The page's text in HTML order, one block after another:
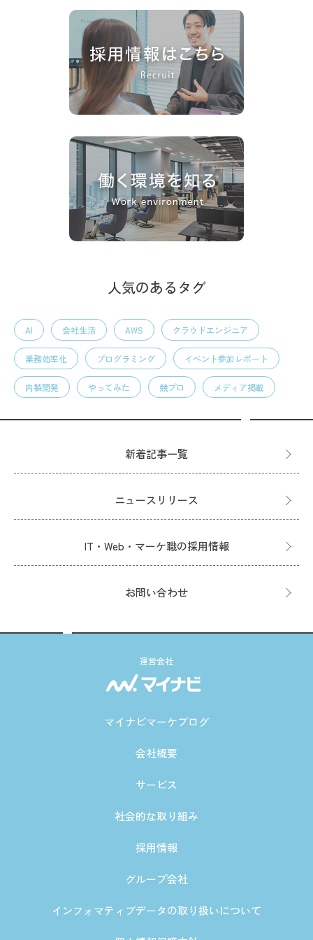
人気のあるタグ
AI 会社生活 AWS クラウドエンジニア
業務効率化 プログラミング イベント参加レポート
内製開発 やってみた 競プロ メディア掲載
新着記事一覧
ニュースリリース
IT・Web・マーケ職の採用情報
お問い合わせ
運営会社
マイナビマーケブログ
会社概要
サービス
社会的な取り組み
採用情報
グループ会社
インフォマティブデータの取り扱いについて